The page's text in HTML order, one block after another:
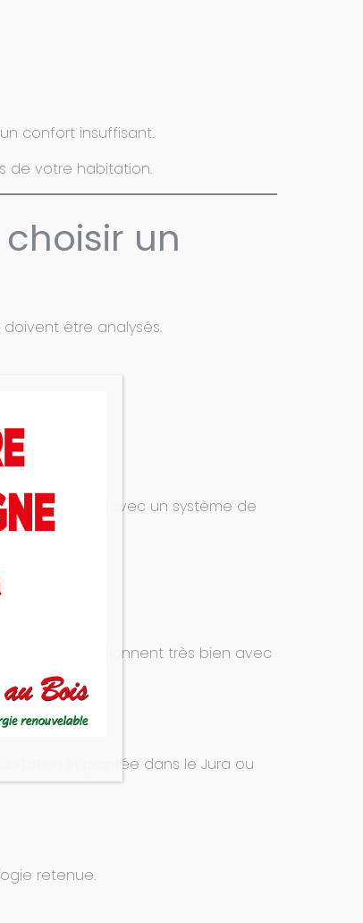
confort insuffisant.
de votre habitation.
un
être analysés.
fonctionner avec un système de
fonctionnent très bien avec
implantée dans le Jura ou
retenue.